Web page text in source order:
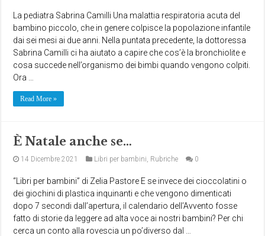
La pediatra Sabrina Camilli Una malattia respiratoria acuta del
bambino piccolo, che in genere colpisce la popolazione infantile
dai sei mesi ai due anni. Nella puntata precedente, la dottoressa
Sabrina Camilli ci ha aiutato a capire che cos’è la bronchiolite e
cosa succede nell’organismo dei bimbi quando vengono colpiti.
Ora …
Read More »
È Natale anche se…
14 Dicembre 2021 Libri per bambini, Rubriche 0
“Libri per bambini” di Zelia Pastore E se invece dei cioccolatini o
dei giochini di plastica inquinanti e che vengono dimenticati
dopo 7 secondi dall’apertura, il calendario dell’Avvento fosse
fatto di storie da leggere ad alta voce ai nostri bambini? Per chi
cerca un conto alla rovescia un po’diverso dal …